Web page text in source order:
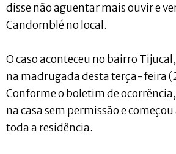
disse não aguentar mais ouvir e
Candomblé no local.
O caso aconteceu no bairro
na madrugada desta terça-feira
Conforme o boletim de
na casa sem permissão e
toda a residência.